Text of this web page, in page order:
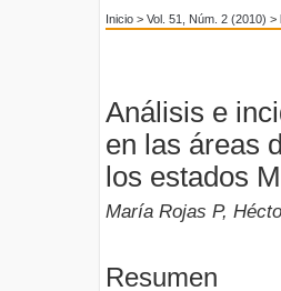
Inicio > Vol. 51, Núm. 2 (2010) >
Análisis e
en las áreas
los estados
María Rojas P,
Resumen